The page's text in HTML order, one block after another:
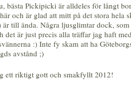
bästa Pickipicki är alldeles för långt
och är glad att mitt på det stora hela
är till ända. Några ljusglimtar dock, som
det är just precis alla träffar jag haft
:) Inte fy skam att ha
avstånd ;)
ett riktigt gott och smakfyllt 2012!